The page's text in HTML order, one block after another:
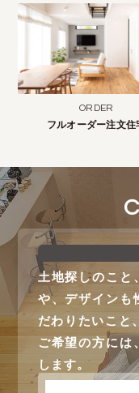
ORDER
フルオーダー注文住
土地探しのこと
や、デザインも
だわりたいこと
ご希望の方には
します。